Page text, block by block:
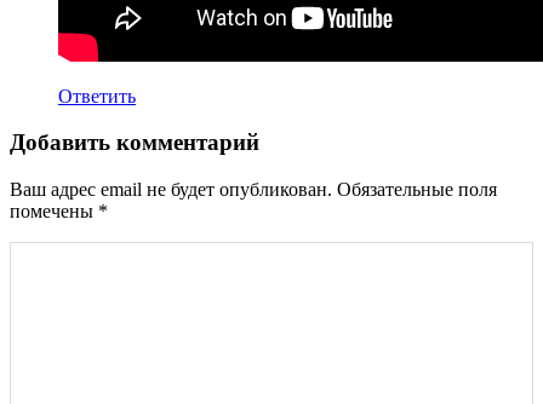
Ответить
Добавить комментарий
Ваш адрес email не будет опубликован. Обязательные поля
помечены *